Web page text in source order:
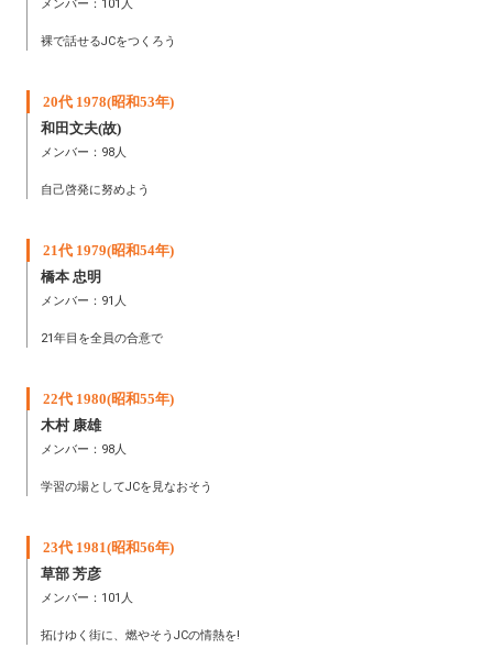
メンバー：101人
裸で話せるJCをつくろう
20代 1978(昭和53年)
和田文夫(故)
メンバー：98人
自己啓発に努めよう
21代 1979(昭和54年)
橋本 忠明
メンバー：91人
21年目を全員の合意で
22代 1980(昭和55年)
木村 康雄
メンバー：98人
学習の場としてJCを見なおそう
23代 1981(昭和56年)
草部 芳彦
メンバー：101人
拓けゆく街に、燃やそうJCの情熱を!